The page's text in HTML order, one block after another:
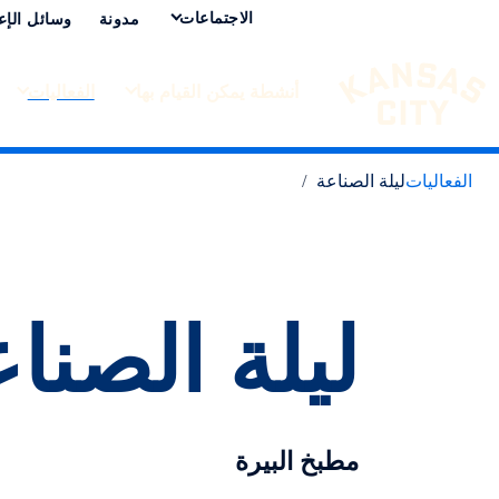
تفضل بزيارة مدينة كانساس سيتي
الاجتماعات مدونة وسائل
الانتقال إلى المحتوى
الفعالياتليلة الصناعة
ليلة
مطبخ البيرة